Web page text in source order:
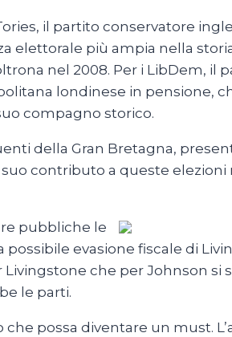
il partito conservatore
elettorale più ampia nella
nel 2008. Per i LibDem, il
londinese in pensione,
compagno storico.
della Gran Bretagna,
contributo a queste elezioni
pubbliche le
evasione fiscale di
che per Johnson si
le parti.
possa diventare un must.